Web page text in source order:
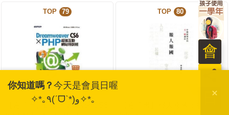
TOP 79
金石堂
【電子書】Dreamweaver CS6
TOP 80
金石堂
日
員
會
你知道嗎？ 今天是會員日喔
✧*｡٩(ˊᗜˋ*)و✧*｡